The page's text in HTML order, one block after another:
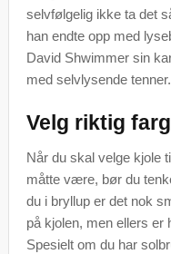
selvfølgelig ikke ta det
han endte opp med
David Shwimmer sin
med selvlysende tenner.
Velg riktig
Når du skal velge kjole
måtte være, bør du
du i bryllup er det nok
på kjolen, men ellers er
Spesielt om du har